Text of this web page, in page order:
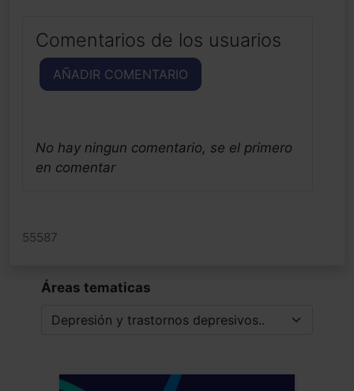
Comentarios de los usuarios
AÑADIR COMENTARIO
No hay ningun comentario, se el primero
en comentar
55587
Áreas tematicas